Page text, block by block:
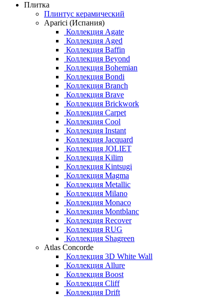
Плитка
Плинтус керамический
Aparici (Испания)
Коллекция Agate
Коллекция Aged
Коллекция Baffin
Коллекция Beyond
Коллекция Bohemian
Коллекция Bondi
Коллекция Branch
Коллекция Brave
Коллекция Brickwork
Коллекция Carpet
Коллекция Cool
Коллекция Instant
Коллекция Jacquard
Коллекция JOLIET
Коллекция Kilim
Коллекция Kintsugi
Коллекция Magma
Коллекция Metallic
Коллекция Milano
Коллекция Monaco
Коллекция Montblanc
Коллекция Recover
Коллекция RUG
Коллекция Shagreen
Atlas Concorde
Коллекция 3D White Wall
Коллекция Allure
Коллекция Boost
Коллекция Cliff
Коллекция Drift